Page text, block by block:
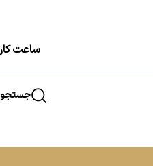
ساعت کاری
جستجو